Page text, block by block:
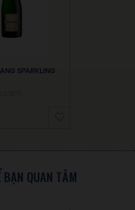
SPARKLING
BẠN QUAN TÂM